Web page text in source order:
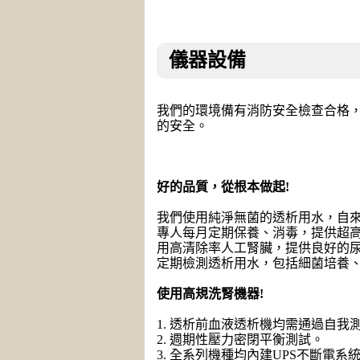
儀器設備
我們的環境備有消防安全檢查合格
的安全。
好的品質，從根本做起!
我們使用純淨無菌的透析用水，自
專人每月定期保養、消毒，提供超
用高清除率人工腎臟，提供良好的
定期檢測透析用水，包括細菌培養
使用高規洗腎機器!
1. 透析前血液透析機均需通過自我
2. 週期性壓力密閉平衡測試。
3. 全系列機種均內建UPS不斷電系